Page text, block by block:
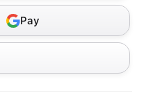
Pay